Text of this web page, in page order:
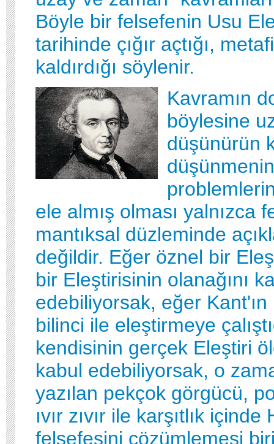
Böyle bir felsefenin Usu
tarihinde çığır açtığı,
kaldırdığı söylenir.
Kavramın
böylesine
düşünürün
ele almış olması yalnızca
mantıksal düzleminde
değildir. Eğer öznel bir
bir Eleştirisinin olanağını
edebiliyorsak, eğer
bilinci ile eleştirmeye
kendisinin gerçek Eleştiri
kabul edebiliyorsak, o
yazılan pekçok görgücü,
ıvır zıvır ile karşıtlık
felsefesini çözümlemesi